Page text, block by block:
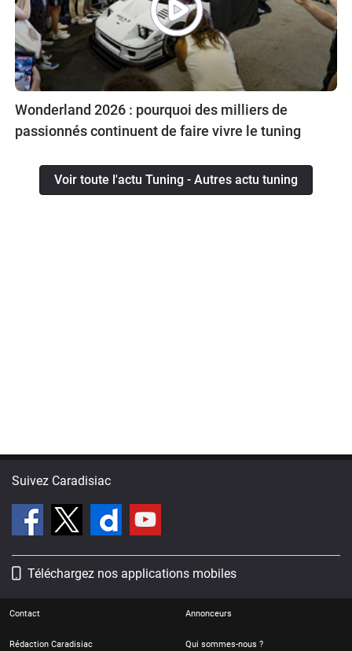
Wonderland 2026 : pourquoi des milliers de
passionnés continuent de faire vivre le tuning
Voir toute l'actu Tuning - Autres actu tuning
Suivez Caradisiac
Téléchargez nos applications mobiles
Contact Annonceurs
Rédaction Caradisiac Qui sommes-nous ?